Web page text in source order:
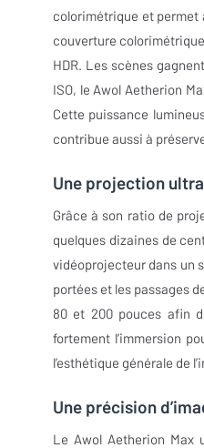
colorimétrique et permet
couverture
HDR. Les scènes
ISO, le Awol Aetherion
Cette puissance
contribue aussi à
Une projection
Grâce à son ratio de
quelques dizaines de
vidéoprojecteur dans un
portées et les passages
80 et 200 pouces afin
fortement l’immersion
l’esthétique générale de
Une précision
Le Awol Aetherion Max